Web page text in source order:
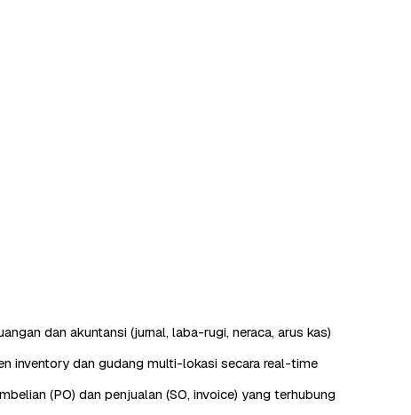
dan akuntansi (jurnal, laba-rugi, neraca, arus kas)
inventory dan gudang multi-lokasi secara real-time
(PO) dan penjualan (SO, invoice) yang terhubung